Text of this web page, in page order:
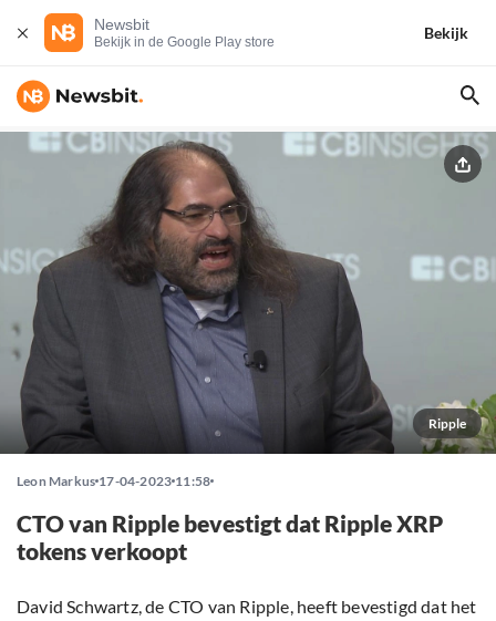
Newsbit
Bekijk in de Google Play store
Bekijk
Ripple
Leon Markus 17-04-2023 11:58
CTO van Ripple bevestigt dat Ripple XRP
tokens verkoopt
David Schwartz, de CTO van Ripple, heeft bevestigd dat het